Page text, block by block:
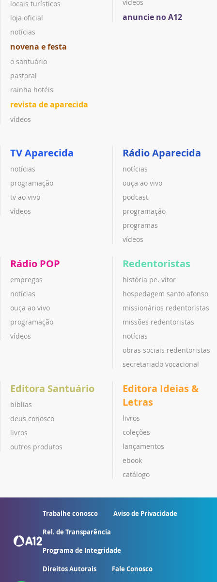
locais turísticos
loja oficial
notícias
novena e festa
o santuário
pastoral
rainha hotéis
revista de aparecida
vídeos
vídeos
anuncie no A12
TV Aparecida
notícias
programação
tv ao vivo
vídeos
Rádio Aparecida
notícias
ouça ao vivo
podcast
programação
programas
vídeos
Rádio POP
empregos
notícias
ouça ao vivo
programação
vídeos
Redentoristas
história pe. vitor
hospedagem santo afonso
missionários redentoristas
missões redentoristas
notícias
obras sociais redentoristas
secretariado vocacional
Editora Santuário
bíblias
deus conosco
livros
outros produtos
Editora Ideias &
Letras
livros
coleções
lançamentos
ebook
catálogo
Trabalhe conosco Aviso de Privacidade
Rel. de Transparência
Programa de Integridade
Direitos Autorais Fale Conosco